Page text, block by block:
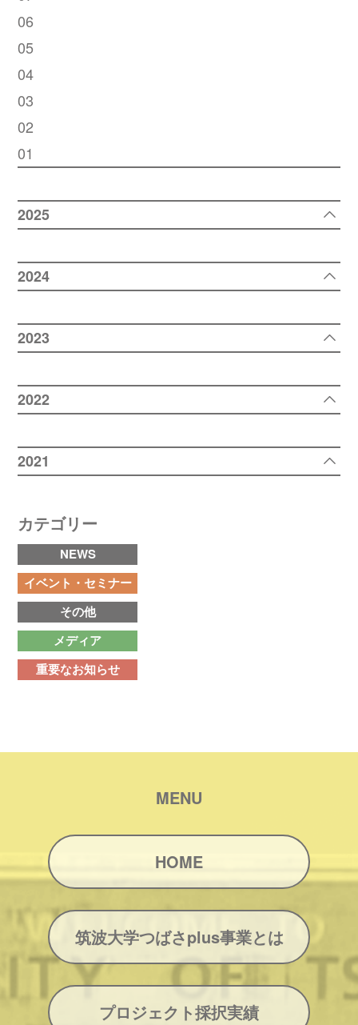
06
05
04
03
02
01
2025
2024
2023
2022
2021
カテゴリー
NEWS
イベント・セミナー
その他
メディア
重要なお知らせ
MENU
HOME
筑波大学つばさplus事業とは
プロジェクト採択実績